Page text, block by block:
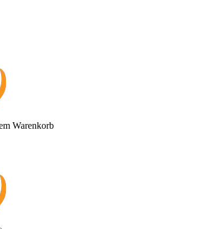
Warenkorb